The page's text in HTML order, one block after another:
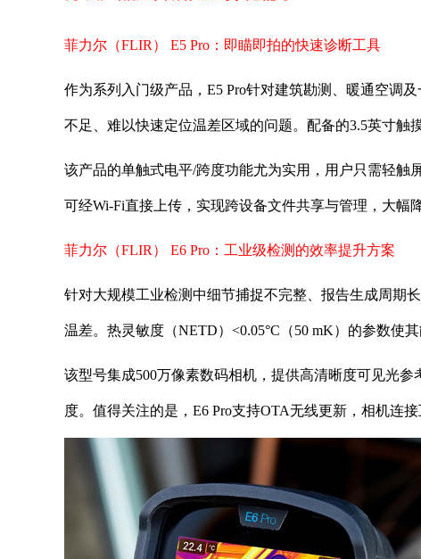
菲力尔（FLIR） E5 Pro：即瞄即拍的快速诊断工具
作为系列入门级产品，E5 Pro针对建筑勘测、暖通空调
不足、难以快速定位温差区域的问题。配备的3.5英寸触
该产品的单触式电平/跨度功能尤为实用，用户只需轻触
可经Wi-Fi直接上传，实现跨设备文件共享与管理，大幅
菲力尔（FLIR） E6 Pro：工业级检测的效率提升方案
针对大规模工业检测中细节捕捉不完整、报告生成周期
温差。热灵敏度（NETD）<0.05°C（50 mK）的参数使
该型号集成500万像素数码相机，提供高清晰度可见光
度。值得关注的是，E6 Pro支持OTA无线更新，相机连